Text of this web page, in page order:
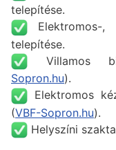
telepítése.
Elektromos-,
telepítése.
Villamos
Sopron.hu).
Elektromos
(VBF-Sopron.hu).
Helyszíni